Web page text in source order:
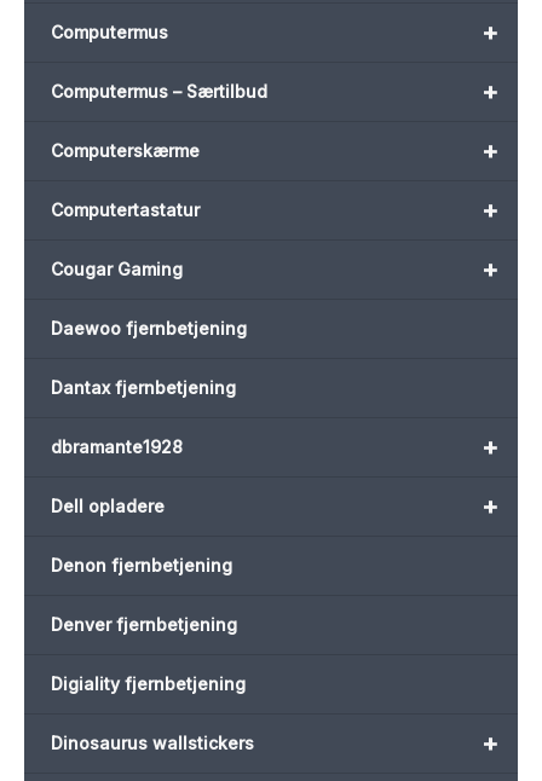
+
Computermus
+
Computermus – Særtilbud
+
Computerskærme
+
Computertastatur
+
Cougar Gaming
Daewoo fjernbetjening
Dantax fjernbetjening
+
dbramante1928
+
Dell opladere
Denon fjernbetjening
Denver fjernbetjening
Digiality fjernbetjening
+
Dinosaurus wallstickers